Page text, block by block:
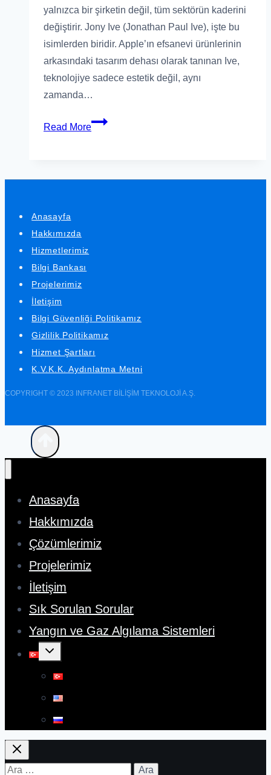
yalnızca bir şirketin değil, tüm sektörün kaderini
değiştirir. Jony Ive (Jonathan Paul Ive), işte bu
isimlerden biridir. Apple’ın efsanevi ürünlerinin
arkasındaki tasarım dehası olarak tanınan Ive,
teknolojiye sadece estetik değil, aynı
zamanda…
Read More
Jony
Anasayfa
Hakkımızda
Hizmetlerimiz
Bilgi Bankası
Projelerimiz
İletişim
Bilgi Güvenliği Politikamız
Gizlilik Politikamız
Hizmet Şartları
K.V.K.K. Aydınlatma Metni
COPYRIGHT © 2023 INFRANET BİLİŞİM TEKNOLOJİ A.Ş.
Anasayfa
Hakkımızda
Çözümlerimiz
Projelerimiz
İletişim
Sık Sorulan Sorular
Yangın ve Gaz Algılama Sistemleri
Toggle
Arama: